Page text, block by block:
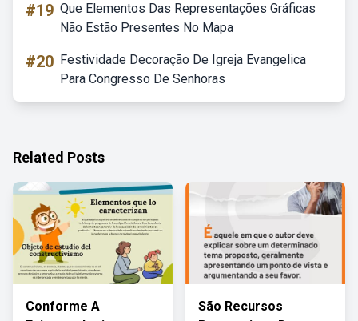
#19 Que Elementos Das Representações Gráficas
Não Estão Presentes No Mapa
#20 Festividade Decoração De Igreja Evangelica
Para Congresso De Senhoras
Related Posts
Conforme A
São Recursos